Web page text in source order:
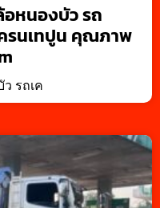
อหนองบัว รถ
รนเทปูน คุณภาพ
รถเค